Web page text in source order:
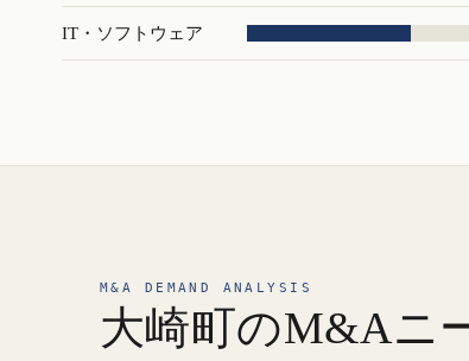
IT・ソフトウェア
M&A DEMAND ANALYSIS
大崎町のM&Aニ